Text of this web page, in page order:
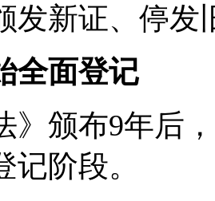
发新证、停发
全面登记
》颁布9年后
阶段。